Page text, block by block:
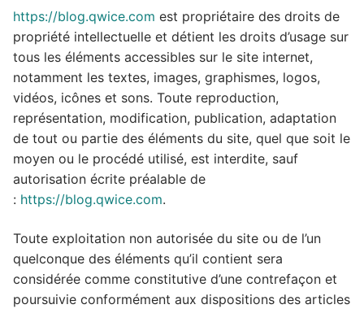
https://blog.qwice.com est propriétaire des droits de
propriété intellectuelle et détient les droits d’usage sur
tous les éléments accessibles sur le site internet,
notamment les textes, images, graphismes, logos,
vidéos, icônes et sons. Toute reproduction,
représentation, modification, publication, adaptation
de tout ou partie des éléments du site, quel que soit le
moyen ou le procédé utilisé, est interdite, sauf
autorisation écrite préalable de
: https://blog.qwice.com.
Toute exploitation non autorisée du site ou de l’un
quelconque des éléments qu’il contient sera
considérée comme constitutive d’une contrefaçon et
poursuivie conformément aux dispositions des articles